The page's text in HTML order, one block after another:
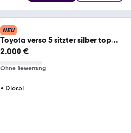
NEU
Toyota verso 5 sitzter silber top
zustand ...
2.000 €
Ohne Bewertung
• Diesel